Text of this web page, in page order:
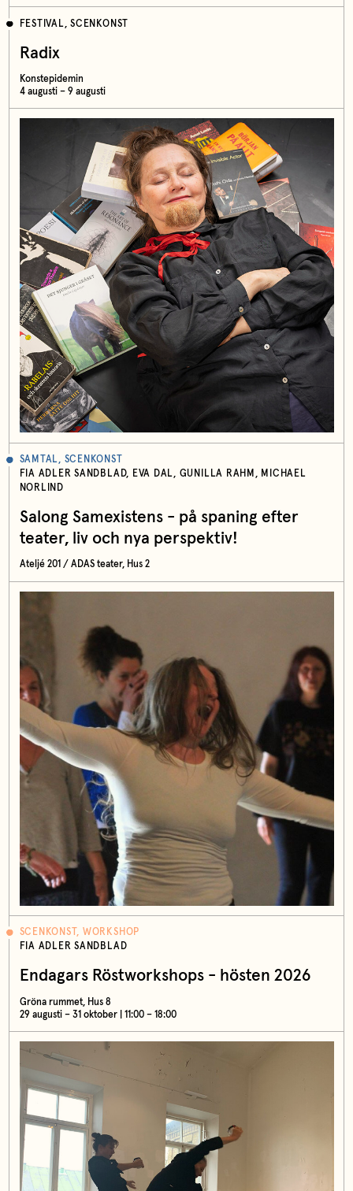
FESTIVAL, SCENKONST
Radix
Konstepidemin
4 augusti – 9 augusti
SAMTAL, SCENKONST
FIA ADLER SANDBLAD, EVA DAL, GUNILLA RAHM, MICHAEL
NORLIND
Salong Samexistens - på spaning efter
teater, liv och nya perspektiv!
Ateljé 201 / ADAS teater, Hus 2
SCENKONST, WORKSHOP
FIA ADLER SANDBLAD
Endagars Röstworkshops - hösten 2026
Gröna rummet, Hus 8
29 augusti – 31 oktober | 11:00 – 18:00